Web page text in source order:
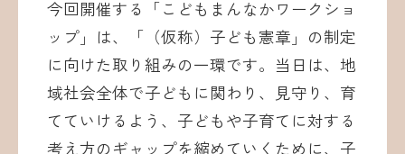
今回開催する「こどもまんなかワークショ
ップ」は、「（仮称）子ども憲章」の制定
に向けた取り組みの一環です。当日は、地
域社会全体で子どもに関わり、見守り、育
てていけるよう、子どもや子育てに対する
考え方のギャップを縮めていくために、子